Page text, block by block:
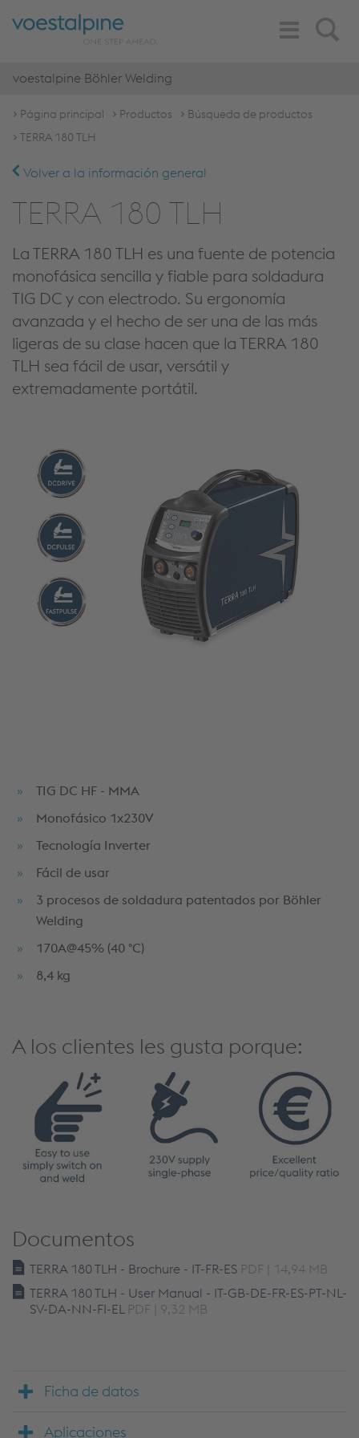
Search
Toggle
Navigation
voestalpine Böhler Welding
Página principal Productos
Búsqueda de productos
TERRA 180 TLH
Volver a la información general
TERRA 180 TLH
La TERRA 180 TLH es una fuente de potencia
monofásica sencilla y fiable para soldadura
TIG DC y con electrodo. Su ergonomía
avanzada y el hecho de ser una de las más
ligeras de su clase hacen que la TERRA 180
TLH sea fácil de usar, versátil y
extremadamente portátil.
TIG DC HF - MMA
Monofásico 1x230V
Tecnología Inverter
Fácil de usar
3 procesos de soldadura patentados por Böhler
Welding
170A@45% (40 °C)
8,4 kg
A los clientes les gusta porque:
Documentos
TERRA 180 TLH - Brochure - IT-FR-ES PDF | 14,94 MB
TERRA 180 TLH - User Manual - IT-GB-DE-FR-ES-PT-NL-
SV-DA-NN-FI-EL PDF | 9,32 MB
Ficha de datos
Aplicaciones